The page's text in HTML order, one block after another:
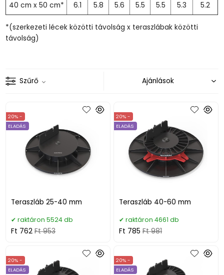
40 cm x 50 cm*
6.1 5.8 5.6 5.5 5.5 5.3 5.2
*(szerkezeti lécek közötti távolság x teraszlábak közötti
távolság)
Szűrő
Teraszláb 25-40 mm
20% -
ELADÁS
raktáron 5524 db
Ft 762 Ft 953
Teraszláb 40-60 mm
20% -
ELADÁS
raktáron 4661 db
Ft 785 Ft 981
20% -
ELADÁS
20% -
ELADÁS